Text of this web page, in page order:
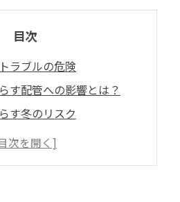
目次
ラブルの危険
す配管への影響とは？
す冬のリスク
メンテナンスの方法